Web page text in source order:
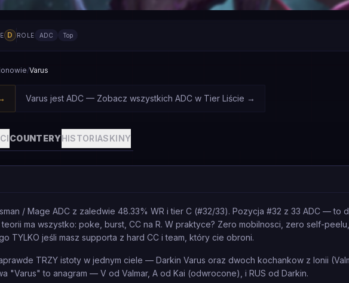
D ROLE ADC Top
/Varus
Varus jest ADC — Zobacz wszystkich ADC w Tier Liście →
COUNTERYHISTORIASKINY
/ Mage ADC z zaledwie 48.33% WR i tier C (#32/33). Pozycja #32 z 33 ADC — to
ma wszystko: poke, burst, CC na R. W praktyce? Zero mobilnosci, zero self-
TYLKO jeśli masz supporta z hard CC i team, który cie obroni.
TRZY istoty w jednym ciele — Darkin Varus oraz dwoch kochankow z Ionii
"Varus" to anagram — V od Valmar, A od Kai (odwrocone), i RUS od Darkin.